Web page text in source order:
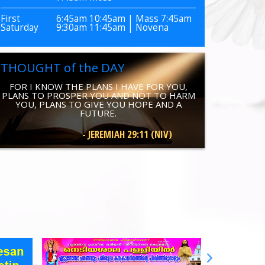
First
Saturday
6:45am 10:45am | Mass 7:45am
9:30am 11:45am | Novena
THOUGHT of the DAY
FOR I KNOW THE PLANS I HAVE FOR YOU,
PLANS TO PROSPER YOU AND NOT TO HARM
YOU, PLANS TO GIVE YOU HOPE AND A
FUTURE.
-JEREMIAH 29:11 (NIV)